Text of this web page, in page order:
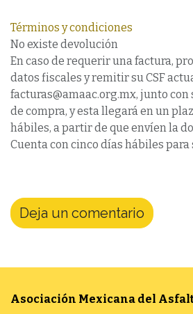
Términos y condiciones
No existe devolución
En caso de requerir una factura,
datos fiscales y remitir su CSF
facturas@amaac.org.mx, junto
de compra, y esta llegará en un
hábiles, a partir de que envíen la
Cuenta con cinco días hábiles
Deja un comentario
Asociación Mexicana del